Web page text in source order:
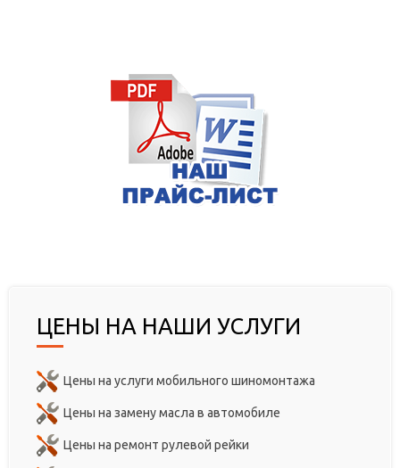
ЦЕНЫ НА НАШИ УСЛУГИ
Цены на услуги мобильного шиномонтажа
Цены на замену масла в автомобиле
Цены на ремонт рулевой рейки